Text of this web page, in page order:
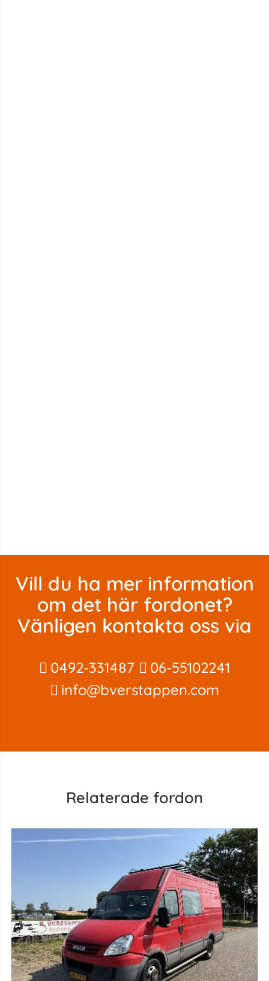
Vill du ha mer information
om det här fordonet?
Vänligen kontakta oss via
0492-331487
06-55102241
info@bverstappen.com
Relaterade fordon